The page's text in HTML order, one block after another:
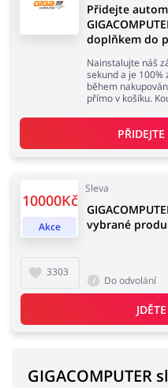
10000Kč
Akce
Sleva
3303
vybrané
Do odvolání
Přidejte
doplňkem do
Nainstalujte náš
sekund a je
během
přímo v košíku.
GIGACOMPUTER